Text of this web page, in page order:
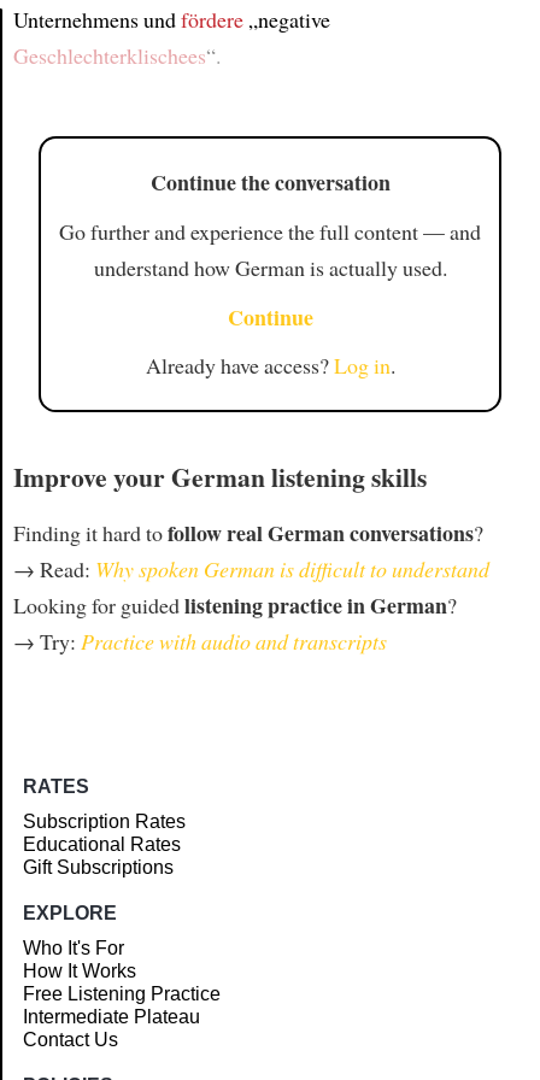
Unternehmens undfördere„negative
Geschlechterklischees“.
Continue the conversation
Go further and experience the full content — and
understand how German is actually used.
Continue
Already have access?Log in.
Improve your German listening skills
Finding it hard tofollow real German conversations?
→ Read: Why spoken German is difficult to understand
Looking for guidedlistening practice in German?
→ Try: Practice with audio and transcripts
RATES
Subscription Rates
Educational Rates
Gift Subscriptions
EXPLORE
Who It's For
How It Works
Free Listening Practice
Intermediate Plateau
Contact Us